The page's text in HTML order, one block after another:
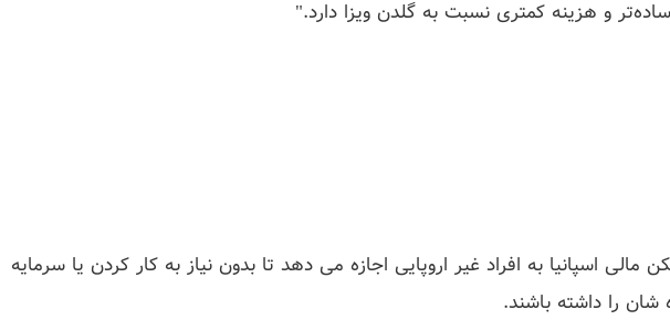
و هزینه کمتری نسبت به گلدن ویزا دارد."
اسپانیا به افراد غیر اروپایی اجازه می دهد تا بدون نیاز به کار کردن یا سرمایه
را داشته باشند.